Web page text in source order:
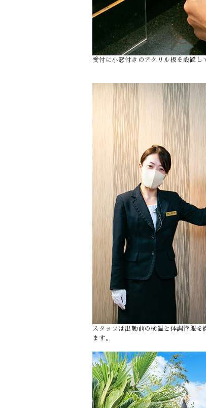
受付に小窓付きのアクリル板を設置し
スタッフは出勤前の検温と体調管理
ます。